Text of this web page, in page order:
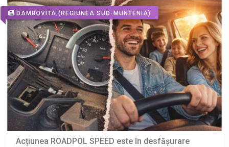
DAMBOVITA (REGIUNEA SUD-MUNTENIA)
Acțiunea ROADPOL SPEED este în desfășurare